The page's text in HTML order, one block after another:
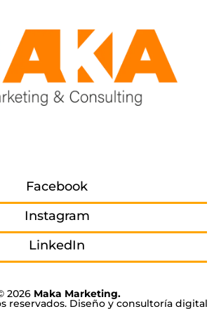
2026 Maka Marketing.
reservados. Diseño y consultoría digital
Facebook
Instagram
LinkedIn